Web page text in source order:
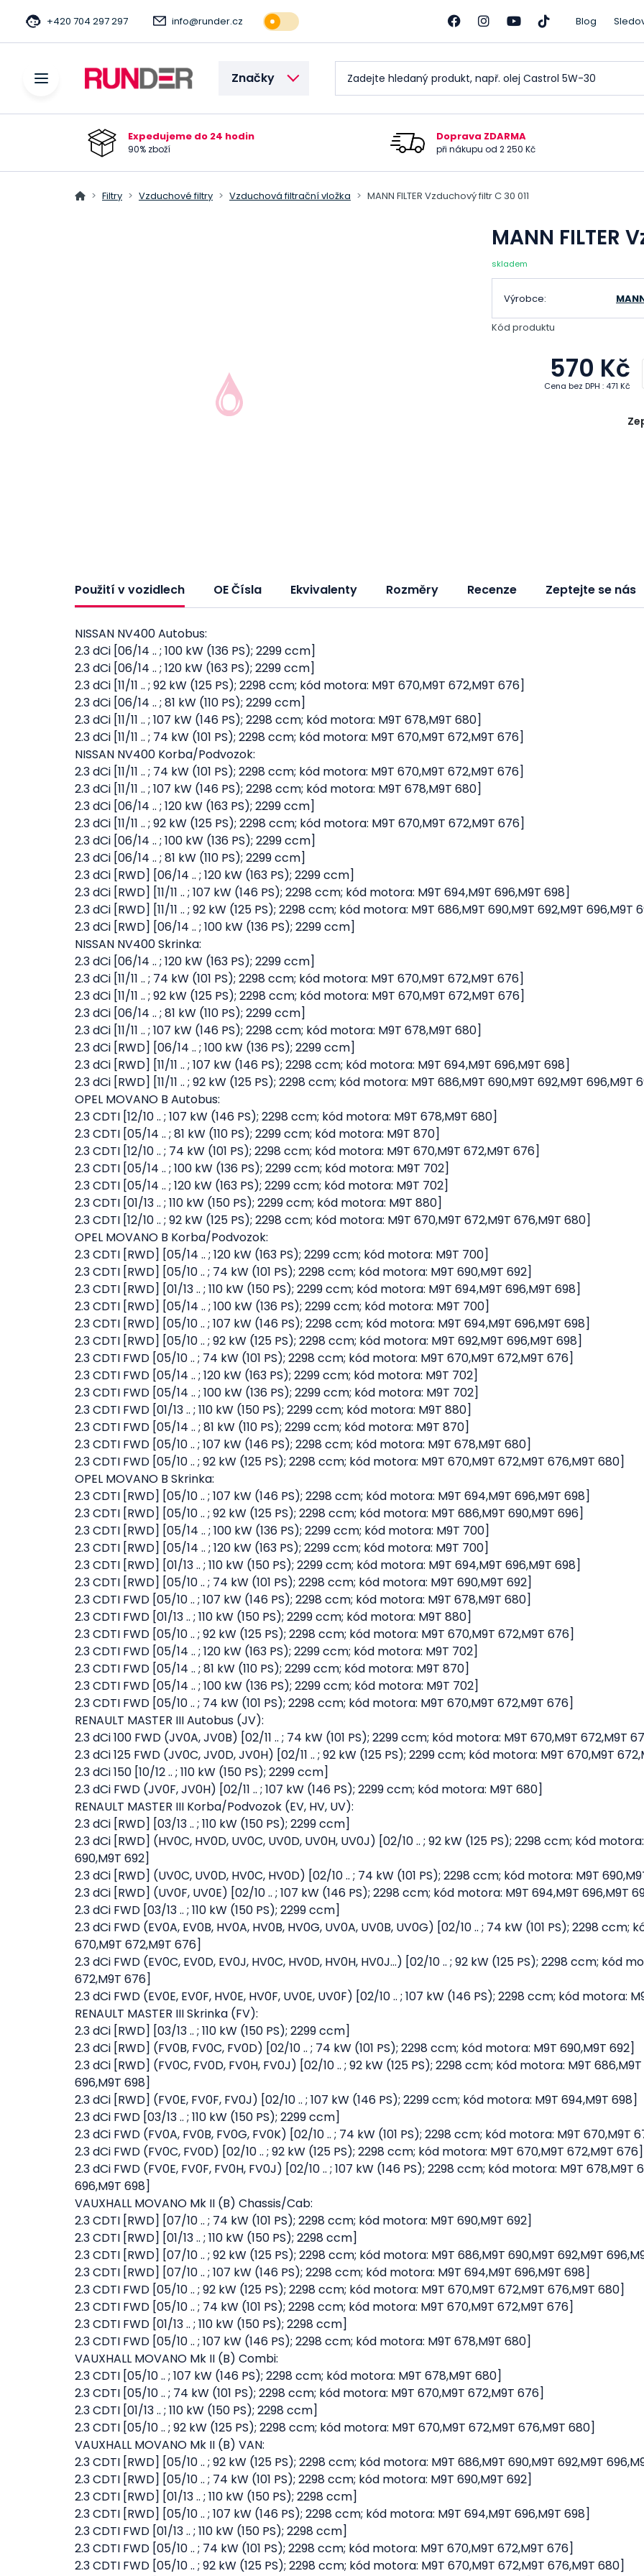
+420 704 297 297 info@runder.cz Blog
Značky
Expedujeme do 24 hodin
90% zboží
Doprava ZDARMA
při nákupu od 2 250 Kč
Filtry Vzduchové filtry Vzduchová filtrační vložka MANN FILTER Vzduchový filtr C 30 011
MANN FILTER
skladem
Výrobce:
Kód produktu
570 Kč
Cena bez DPH : 471 Kč
Použití v vozidlech OE Čísla Ekvivalenty Rozměry Recenze Zeptejte se nás
NISSAN NV400 Autobus:
2.3 dCi [06/14 .. ; 100 kW (136 PS); 2299 ccm]
2.3 dCi [06/14 .. ; 120 kW (163 PS); 2299 ccm]
2.3 dCi [11/11 .. ; 92 kW (125 PS); 2298 ccm; kód motora: M9T 670,M9T 672,M9T 676]
2.3 dCi [06/14 .. ; 81 kW (110 PS); 2299 ccm]
2.3 dCi [11/11 .. ; 107 kW (146 PS); 2298 ccm; kód motora: M9T 678,M9T 680]
2.3 dCi [11/11 .. ; 74 kW (101 PS); 2298 ccm; kód motora: M9T 670,M9T 672,M9T 676]
NISSAN NV400 Korba/Podvozok:
2.3 dCi [11/11 .. ; 74 kW (101 PS); 2298 ccm; kód motora: M9T 670,M9T 672,M9T 676]
2.3 dCi [11/11 .. ; 107 kW (146 PS); 2298 ccm; kód motora: M9T 678,M9T 680]
2.3 dCi [06/14 .. ; 120 kW (163 PS); 2299 ccm]
2.3 dCi [11/11 .. ; 92 kW (125 PS); 2298 ccm; kód motora: M9T 670,M9T 672,M9T 676]
2.3 dCi [06/14 .. ; 100 kW (136 PS); 2299 ccm]
2.3 dCi [06/14 .. ; 81 kW (110 PS); 2299 ccm]
2.3 dCi [RWD] [06/14 .. ; 120 kW (163 PS); 2299 ccm]
2.3 dCi [RWD] [11/11 .. ; 107 kW (146 PS); 2298 ccm; kód motora: M9T 694,M9T 696,M9T 698]
2.3 dCi [RWD] [11/11 .. ; 92 kW (125 PS); 2298 ccm; kód motora: M9T 686,M9T 690,M9T 692,M9T 696,M9T
2.3 dCi [RWD] [06/14 .. ; 100 kW (136 PS); 2299 ccm]
NISSAN NV400 Skrinka:
2.3 dCi [06/14 .. ; 120 kW (163 PS); 2299 ccm]
2.3 dCi [11/11 .. ; 74 kW (101 PS); 2298 ccm; kód motora: M9T 670,M9T 672,M9T 676]
2.3 dCi [11/11 .. ; 92 kW (125 PS); 2298 ccm; kód motora: M9T 670,M9T 672,M9T 676]
2.3 dCi [06/14 .. ; 81 kW (110 PS); 2299 ccm]
2.3 dCi [11/11 .. ; 107 kW (146 PS); 2298 ccm; kód motora: M9T 678,M9T 680]
2.3 dCi [RWD] [06/14 .. ; 100 kW (136 PS); 2299 ccm]
2.3 dCi [RWD] [11/11 .. ; 107 kW (146 PS); 2298 ccm; kód motora: M9T 694,M9T 696,M9T 698]
2.3 dCi [RWD] [11/11 .. ; 92 kW (125 PS); 2298 ccm; kód motora: M9T 686,M9T 690,M9T 692,M9T 696,M9T
OPEL MOVANO B Autobus:
2.3 CDTI [12/10 .. ; 107 kW (146 PS); 2298 ccm; kód motora: M9T 678,M9T 680]
2.3 CDTI [05/14 .. ; 81 kW (110 PS); 2299 ccm; kód motora: M9T 870]
2.3 CDTI [12/10 .. ; 74 kW (101 PS); 2298 ccm; kód motora: M9T 670,M9T 672,M9T 676]
2.3 CDTI [05/14 .. ; 100 kW (136 PS); 2299 ccm; kód motora: M9T 702]
2.3 CDTI [05/14 .. ; 120 kW (163 PS); 2299 ccm; kód motora: M9T 702]
2.3 CDTI [01/13 .. ; 110 kW (150 PS); 2299 ccm; kód motora: M9T 880]
2.3 CDTI [12/10 .. ; 92 kW (125 PS); 2298 ccm; kód motora: M9T 670,M9T 672,M9T 676,M9T 680]
OPEL MOVANO B Korba/Podvozok:
2.3 CDTI [RWD] [05/14 .. ; 120 kW (163 PS); 2299 ccm; kód motora: M9T 700]
2.3 CDTI [RWD] [05/10 .. ; 74 kW (101 PS); 2298 ccm; kód motora: M9T 690,M9T 692]
2.3 CDTI [RWD] [01/13 .. ; 110 kW (150 PS); 2299 ccm; kód motora: M9T 694,M9T 696,M9T 698]
2.3 CDTI [RWD] [05/14 .. ; 100 kW (136 PS); 2299 ccm; kód motora: M9T 700]
2.3 CDTI [RWD] [05/10 .. ; 107 kW (146 PS); 2298 ccm; kód motora: M9T 694,M9T 696,M9T 698]
2.3 CDTI [RWD] [05/10 .. ; 92 kW (125 PS); 2298 ccm; kód motora: M9T 692,M9T 696,M9T 698]
2.3 CDTI FWD [05/10 .. ; 74 kW (101 PS); 2298 ccm; kód motora: M9T 670,M9T 672,M9T 676]
2.3 CDTI FWD [05/14 .. ; 120 kW (163 PS); 2299 ccm; kód motora: M9T 702]
2.3 CDTI FWD [05/14 .. ; 100 kW (136 PS); 2299 ccm; kód motora: M9T 702]
2.3 CDTI FWD [01/13 .. ; 110 kW (150 PS); 2299 ccm; kód motora: M9T 880]
2.3 CDTI FWD [05/14 .. ; 81 kW (110 PS); 2299 ccm; kód motora: M9T 870]
2.3 CDTI FWD [05/10 .. ; 107 kW (146 PS); 2298 ccm; kód motora: M9T 678,M9T 680]
2.3 CDTI FWD [05/10 .. ; 92 kW (125 PS); 2298 ccm; kód motora: M9T 670,M9T 672,M9T 676,M9T 680]
OPEL MOVANO B Skrinka:
2.3 CDTI [RWD] [05/10 .. ; 107 kW (146 PS); 2298 ccm; kód motora: M9T 694,M9T 696,M9T 698]
2.3 CDTI [RWD] [05/10 .. ; 92 kW (125 PS); 2298 ccm; kód motora: M9T 686,M9T 690,M9T 696]
2.3 CDTI [RWD] [05/14 .. ; 100 kW (136 PS); 2299 ccm; kód motora: M9T 700]
2.3 CDTI [RWD] [05/14 .. ; 120 kW (163 PS); 2299 ccm; kód motora: M9T 700]
2.3 CDTI [RWD] [01/13 .. ; 110 kW (150 PS); 2299 ccm; kód motora: M9T 694,M9T 696,M9T 698]
2.3 CDTI [RWD] [05/10 .. ; 74 kW (101 PS); 2298 ccm; kód motora: M9T 690,M9T 692]
2.3 CDTI FWD [05/10 .. ; 107 kW (146 PS); 2298 ccm; kód motora: M9T 678,M9T 680]
2.3 CDTI FWD [01/13 .. ; 110 kW (150 PS); 2299 ccm; kód motora: M9T 880]
2.3 CDTI FWD [05/10 .. ; 92 kW (125 PS); 2298 ccm; kód motora: M9T 670,M9T 672,M9T 676]
2.3 CDTI FWD [05/14 .. ; 120 kW (163 PS); 2299 ccm; kód motora: M9T 702]
2.3 CDTI FWD [05/14 .. ; 81 kW (110 PS); 2299 ccm; kód motora: M9T 870]
2.3 CDTI FWD [05/14 .. ; 100 kW (136 PS); 2299 ccm; kód motora: M9T 702]
2.3 CDTI FWD [05/10 .. ; 74 kW (101 PS); 2298 ccm; kód motora: M9T 670,M9T 672,M9T 676]
RENAULT MASTER III Autobus (JV):
2.3 dCi 100 FWD (JV0A, JV0B) [02/11 .. ; 74 kW (101 PS); 2299 ccm; kód motora: M9T 670,M9T 672,M9T
2.3 dCi 125 FWD (JV0C, JV0D, JV0H) [02/11 .. ; 92 kW (125 PS); 2299 ccm; kód motora: M9T 670,M9T
2.3 dCi 150 [10/12 .. ; 110 kW (150 PS); 2299 ccm]
2.3 dCi FWD (JV0F, JV0H) [02/11 .. ; 107 kW (146 PS); 2299 ccm; kód motora: M9T 680]
RENAULT MASTER III Korba/Podvozok (EV, HV, UV):
2.3 dCi [RWD] [03/13 .. ; 110 kW (150 PS); 2299 ccm]
2.3 dCi [RWD] (HV0C, HV0D, UV0C, UV0D, UV0H, UV0J) [02/10 .. ; 92 kW (125 PS); 2298 ccm; kód
690,M9T 692]
2.3 dCi [RWD] (UV0C, UV0D, HV0C, HV0D) [02/10 .. ; 74 kW (101 PS); 2298 ccm; kód motora: M9T
2.3 dCi [RWD] (UV0F, UV0E) [02/10 .. ; 107 kW (146 PS); 2298 ccm; kód motora: M9T 694,M9T 696,M9T
2.3 dCi FWD [03/13 .. ; 110 kW (150 PS); 2299 ccm]
2.3 dCi FWD (EV0A, EV0B, HV0A, HV0B, HV0G, UV0A, UV0B, UV0G) [02/10 .. ; 74 kW (101 PS); 2298 ccm;
670,M9T 672,M9T 676]
2.3 dCi FWD (EV0C, EV0D, EV0J, HV0C, HV0D, HV0H, HV0J...) [02/10 .. ; 92 kW (125 PS); 2298 ccm; kód
672,M9T 676]
2.3 dCi FWD (EV0E, EV0F, HV0E, HV0F, UV0E, UV0F) [02/10 .. ; 107 kW (146 PS); 2298 ccm; kód motora:
RENAULT MASTER III Skrinka (FV):
2.3 dCi [RWD] [03/13 .. ; 110 kW (150 PS); 2299 ccm]
2.3 dCi [RWD] (FV0B, FV0C, FV0D) [02/10 .. ; 74 kW (101 PS); 2298 ccm; kód motora: M9T 690,M9T 692]
2.3 dCi [RWD] (FV0C, FV0D, FV0H, FV0J) [02/10 .. ; 92 kW (125 PS); 2298 ccm; kód motora: M9T
696,M9T 698]
2.3 dCi [RWD] (FV0E, FV0F, FV0J) [02/10 .. ; 107 kW (146 PS); 2299 ccm; kód motora: M9T 694,M9T 698]
2.3 dCi FWD [03/13 .. ; 110 kW (150 PS); 2299 ccm]
2.3 dCi FWD (FV0A, FV0B, FV0G, FV0K) [02/10 .. ; 74 kW (101 PS); 2298 ccm; kód motora: M9T 670,M9T
2.3 dCi FWD (FV0C, FV0D) [02/10 .. ; 92 kW (125 PS); 2298 ccm; kód motora: M9T 670,M9T 672,M9T 676]
2.3 dCi FWD (FV0E, FV0F, FV0H, FV0J) [02/10 .. ; 107 kW (146 PS); 2298 ccm; kód motora: M9T 678,M9T
696,M9T 698]
VAUXHALL MOVANO Mk II (B) Chassis/Cab:
2.3 CDTI [RWD] [07/10 .. ; 74 kW (101 PS); 2298 ccm; kód motora: M9T 690,M9T 692]
2.3 CDTI [RWD] [01/13 .. ; 110 kW (150 PS); 2298 ccm]
2.3 CDTI [RWD] [07/10 .. ; 92 kW (125 PS); 2298 ccm; kód motora: M9T 686,M9T 690,M9T 692,M9T
2.3 CDTI [RWD] [07/10 .. ; 107 kW (146 PS); 2298 ccm; kód motora: M9T 694,M9T 696,M9T 698]
2.3 CDTI FWD [05/10 .. ; 92 kW (125 PS); 2298 ccm; kód motora: M9T 670,M9T 672,M9T 676,M9T 680]
2.3 CDTI FWD [05/10 .. ; 74 kW (101 PS); 2298 ccm; kód motora: M9T 670,M9T 672,M9T 676]
2.3 CDTI FWD [01/13 .. ; 110 kW (150 PS); 2298 ccm]
2.3 CDTI FWD [05/10 .. ; 107 kW (146 PS); 2298 ccm; kód motora: M9T 678,M9T 680]
VAUXHALL MOVANO Mk II (B) Combi:
2.3 CDTI [05/10 .. ; 107 kW (146 PS); 2298 ccm; kód motora: M9T 678,M9T 680]
2.3 CDTI [05/10 .. ; 74 kW (101 PS); 2298 ccm; kód motora: M9T 670,M9T 672,M9T 676]
2.3 CDTI [01/13 .. ; 110 kW (150 PS); 2298 ccm]
2.3 CDTI [05/10 .. ; 92 kW (125 PS); 2298 ccm; kód motora: M9T 670,M9T 672,M9T 676,M9T 680]
VAUXHALL MOVANO Mk II (B) VAN:
2.3 CDTI [RWD] [05/10 .. ; 92 kW (125 PS); 2298 ccm; kód motora: M9T 686,M9T 690,M9T 692,M9T
2.3 CDTI [RWD] [05/10 .. ; 74 kW (101 PS); 2298 ccm; kód motora: M9T 690,M9T 692]
2.3 CDTI [RWD] [01/13 .. ; 110 kW (150 PS); 2298 ccm]
2.3 CDTI [RWD] [05/10 .. ; 107 kW (146 PS); 2298 ccm; kód motora: M9T 694,M9T 696,M9T 698]
2.3 CDTI FWD [01/13 .. ; 110 kW (150 PS); 2298 ccm]
2.3 CDTI FWD [05/10 .. ; 74 kW (101 PS); 2298 ccm; kód motora: M9T 670,M9T 672,M9T 676]
2.3 CDTI FWD [05/10 .. ; 92 kW (125 PS); 2298 ccm; kód motora: M9T 670,M9T 672,M9T 676,M9T 680]